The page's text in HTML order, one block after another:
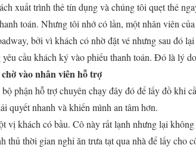
xuất trình thẻ tín dụng và chúng tôi quẹt thẻ
toán. Nhưng tôi nhớ có lần, một nhân viên
bởi vì khách có nhờ đặt vé nhưng sau đó
yêu cầu khách ký vào phiếu thanh toán. Đó là lý
vào nhân viên hỗ trợ
phận hỗ trợ chuyên chạy đây đó để lấy đồ khi
quyết nhanh và khiến mình an tâm hơn.
vị khách có bầu. Cô này rất lạnh nhưng lại
thủ thời gian nghỉ ăn trưa tạt qua nhà để lấy cho